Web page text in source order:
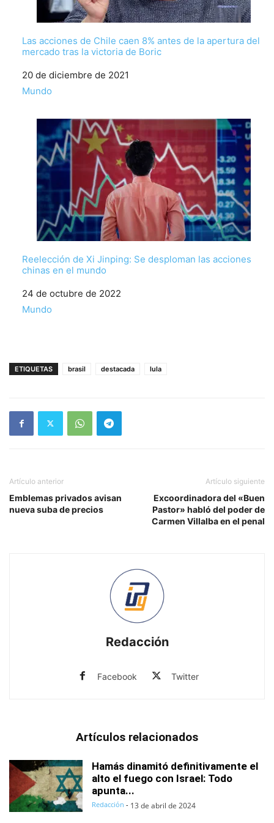
Las acciones de Chile caen 8% antes de la apertura del
mercado tras la victoria de Boric
Fecha
20 de diciembre de 2021
Respecto a
Mundo
Reelección de Xi Jinping: Se desploman las acciones
chinas en el mundo
Fecha
24 de octubre de 2022
Respecto a
Mundo
ETIQUETAS brasil destacada lula
Artículo anterior
Emblemas privados avisan
nueva suba de precios
Artículo siguiente
Excoordinadora del «Buen
Pastor» habló del poder de
Carmen Villalba en el penal
Redacción
Facebook Twitter
Artículos relacionados
Hamás dinamitó definitivamente el
alto el fuego con Israel: Todo
apunta...
Redacción - 13 de abril de 2024